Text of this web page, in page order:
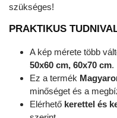
szükséges!
PRAKTIKUS
A kép mérete több
50x60 cm, 60x70 cm.
Ez a termék
minőséget és a
Elérhető kerettel és